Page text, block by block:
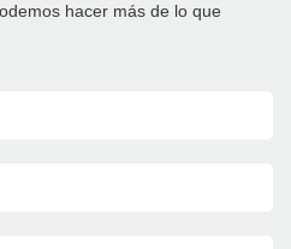
hacer más de lo que